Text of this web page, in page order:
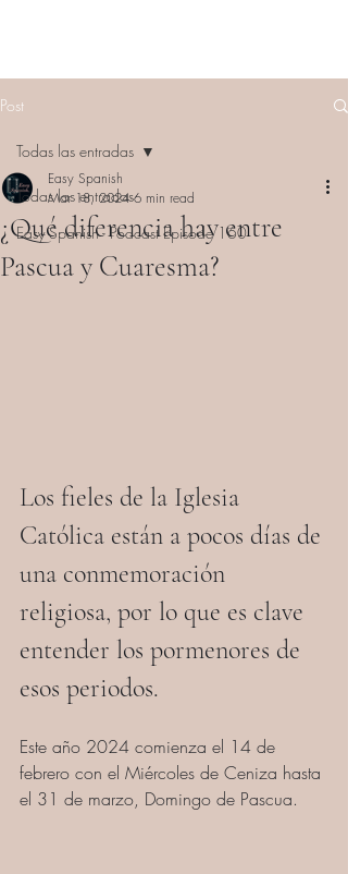
Post
Todas las entradas
Easy Spanish - Podcast Episode 160
Todas las entradas
¿Qué diferencia hay entre
Pascua y Cuaresma?
Easy Spanish
Mar 18, 2024 6 min read
Los fieles de la Iglesia
Católica están a pocos días de
una conmemoración
religiosa, por lo que es clave
entender los pormenores de
esos periodos.
Este año 2024 comienza el 14 de
febrero con el Miércoles de Ceniza hasta
el 31 de marzo, Domingo de Pascua.